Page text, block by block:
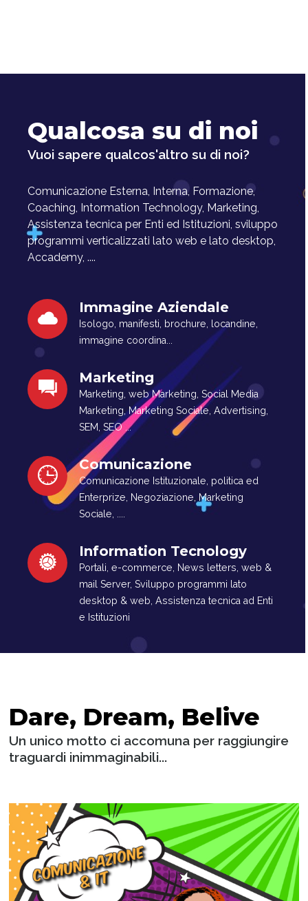
Qualcosa su di noi
Vuoi sapere qualcos'altro su di noi?
Comunicazione Esterna, Interna, Formazione,
Coaching, Intormation Technology, Marketing,
Assistenza tecnica per Enti ed Istituzioni, sviluppo
programmi verticalizzati lato web e lato desktop,
Accademy, ....
Immagine Aziendale
Isologo, manifesti, brochure, locandine,
immagine coordina...
Marketing
Marketing, web Marketing, Social Media
Marketing, Marketing Sociale, Advertising,
SEM, SEO ...
Comunicazione
Comunicazione Istituzionale, politica ed
Enterprize, Negoziazione, Marketing
Sociale, ....
Information Tecnology
Portali, e-commerce, News letters, web &
mail Server, Sviluppo programmi lato
desktop & web, Assistenza tecnica ad Enti
e Istituzioni
Dare, Dream, Belive
Un unico motto ci accomuna per raggiungire
traguardi inimmaginabili...